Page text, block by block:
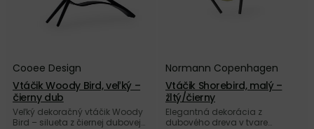
Cooee Design
Vtáčik Woody Bird, veľký –
čierny dub
Veľký dekoračný vtáčik Woody
Bird – silueta z čiernej dubovej
Normann Copenhagen
Vtáčik Shorebird, malý –
žltý/čierny
Elegantná dekorácia z
dubového dreva v tvare